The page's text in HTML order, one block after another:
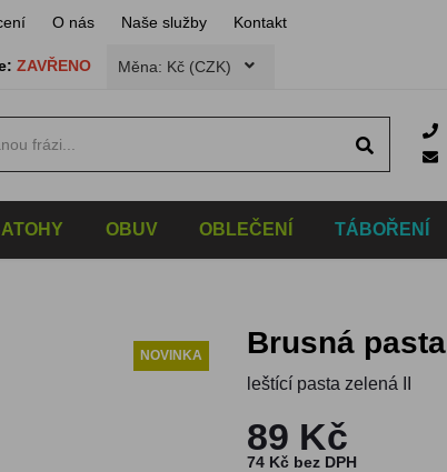
O nás Naše služby Kontakt
ZAVŘENO Měna: Kč (CZK)
OBUV OBLEČENÍ TÁBOŘENÍ
NOVINKA Brusná pasta
leštící pasta zelená II
89 Kč
74 Kč bez DPH